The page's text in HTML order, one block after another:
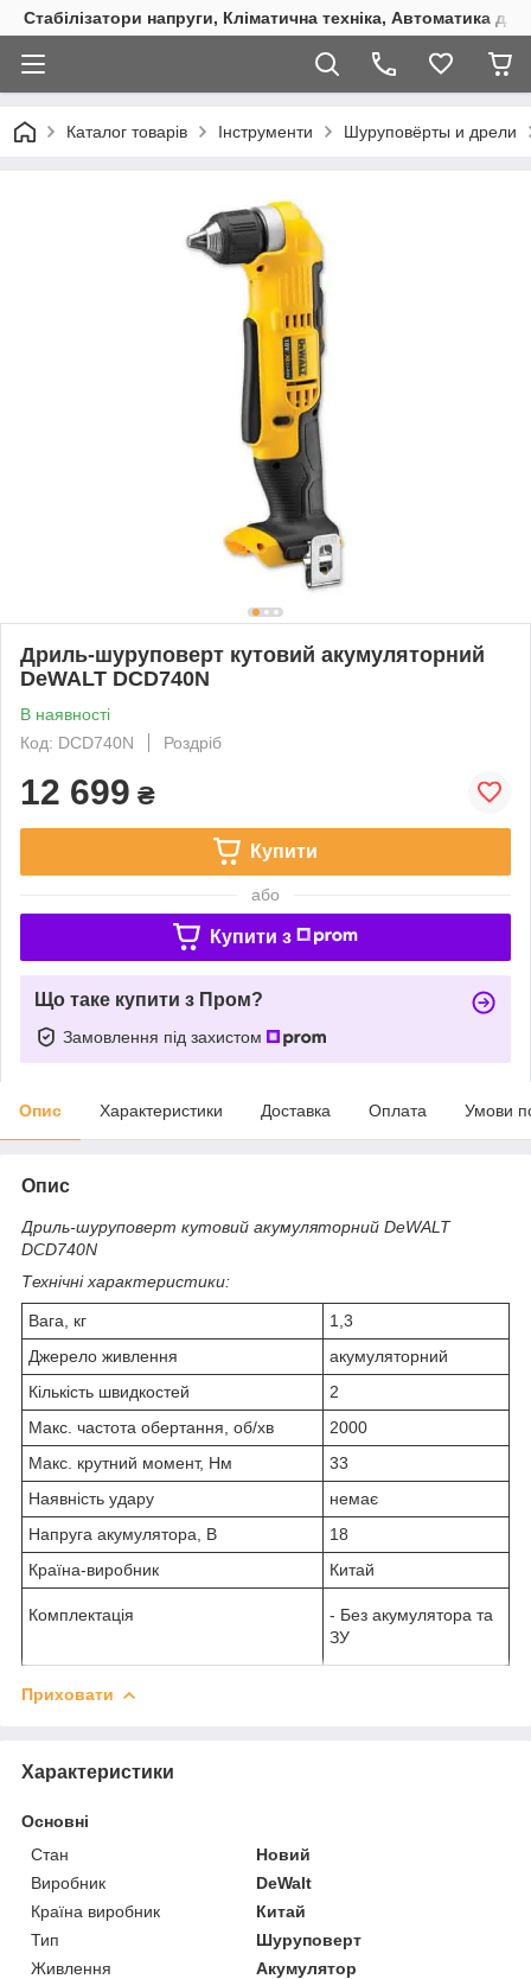
Стабілізатори напруги, Кліматична техніка, Автоматика
Каталог товарів Інструменти Шуруповёрты и дрели
Дриль-шуруповерт кутовий акумуляторний
DeWALT DCD740N
В наявності
Код: DCD740N
Роздріб
12 699 ₴
Купити
або
Купити з
Що таке купити з Пром?
Замовлення під захистом
Опис Характеристики Доставка Оплата Умови
Опис
Дриль-шуруповерт кутовий акумуляторний DeWALT
DCD740N
Технічні характеристики:
Вага, кг
1,3
Джерело живлення
акумуляторний
Кількість швидкостей
2
Макс. частота обертання, об/хв
2000
Макс. крутний момент, Нм
33
Наявність удару
немає
Напруга акумулятора, В
18
Країна-виробник
Китай
Комплектація
- Без акумулятора та
ЗУ
Приховати
Характеристики
Основні
Стан
Новий
Виробник
DeWalt
Країна виробник
Китай
Тип
Шуруповерт
Живлення
Акумулятор